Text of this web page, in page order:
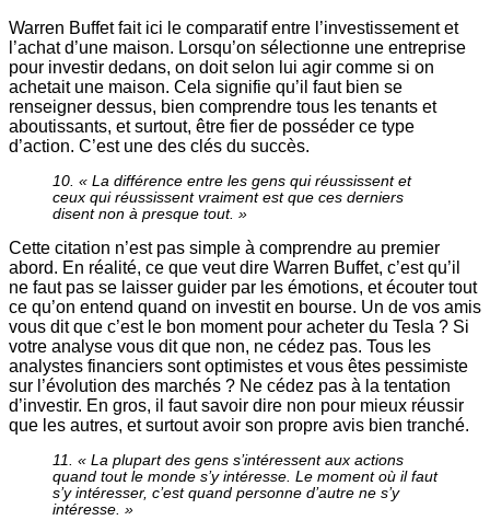
Warren Buffet fait ici le comparatif entre l’investissement et
l’achat d’une maison. Lorsqu’on sélectionne une entreprise
pour investir dedans, on doit selon lui agir comme si on
achetait une maison. Cela signifie qu’il faut bien se
renseigner dessus, bien comprendre tous les tenants et
aboutissants, et surtout, être fier de posséder ce type
d’action. C’est une des clés du succès.
10. « La différence entre les gens qui réussissent et
ceux qui réussissent vraiment est que ces derniers
disent non à presque tout. »
Cette citation n’est pas simple à comprendre au premier
abord. En réalité, ce que veut dire Warren Buffet, c’est qu’il
ne faut pas se laisser guider par les émotions, et écouter tout
ce qu’on entend quand on investit en bourse. Un de vos amis
vous dit que c’est le bon moment pour acheter du Tesla ? Si
votre analyse vous dit que non, ne cédez pas. Tous les
analystes financiers sont optimistes et vous êtes pessimiste
sur l’évolution des marchés ? Ne cédez pas à la tentation
d’investir. En gros, il faut savoir dire non pour mieux réussir
que les autres, et surtout avoir son propre avis bien tranché.
11. « La plupart des gens s’intéressent aux actions
quand tout le monde s’y intéresse. Le moment où il faut
s’y intéresser, c’est quand personne d’autre ne s’y
intéresse. »